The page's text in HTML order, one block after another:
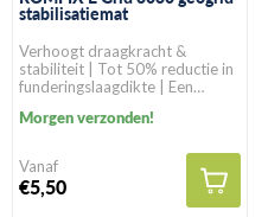
stabilisatiemat
Verhoogt draagkracht &
stabiliteit | Tot 50% reductie in
funderingslaagdikte | Een
natuurlijke gronden
Morgen verzonden!
Vanaf
€5,50